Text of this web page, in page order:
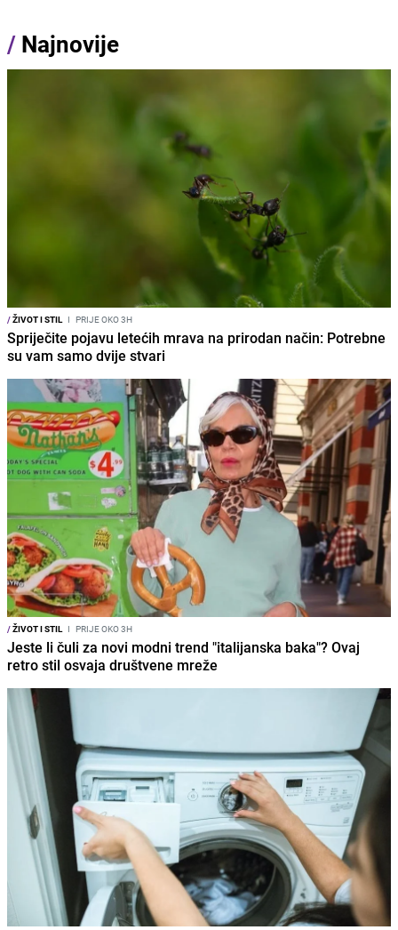
/ Najnovije
/ŽIVOT I STIL I PRIJE OKO 3H
Spriječite pojavu letećih mrava na prirodan način: Potrebne
su vam samo dvije stvari
/ŽIVOT I STIL I PRIJE OKO 3H
Jeste li čuli za novi modni trend "italijanska baka"? Ovaj
retro stil osvaja društvene mreže